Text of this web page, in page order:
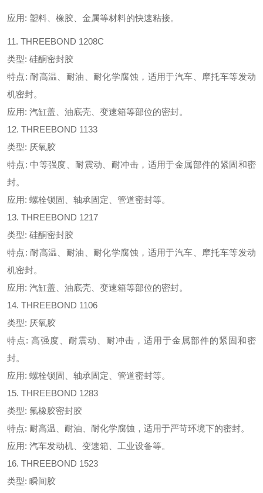
应用: 塑料、橡胶、金属等材料的快速粘接。
11. THREEBOND 1208C
类型: 硅酮密封胶
特点: 耐高温、耐油、耐化学腐蚀，适用于汽车、摩托车等发动
机密封。
应用: 汽缸盖、油底壳、变速箱等部位的密封。
12. THREEBOND 1133
类型: 厌氧胶
特点: 中等强度、耐震动、耐冲击，适用于金属部件的紧固和密
封。
应用: 螺栓锁固、轴承固定、管道密封等。
13. THREEBOND 1217
类型: 硅酮密封胶
特点: 耐高温、耐油、耐化学腐蚀，适用于汽车、摩托车等发动
机密封。
应用: 汽缸盖、油底壳、变速箱等部位的密封。
14. THREEBOND 1106
类型: 厌氧胶
特点: 高强度、耐震动、耐冲击，适用于金属部件的紧固和密
封。
应用: 螺栓锁固、轴承固定、管道密封等。
15. THREEBOND 1283
类型: 氟橡胶密封胶
特点: 耐高温、耐油、耐化学腐蚀，适用于严苛环境下的密封。
应用: 汽车发动机、变速箱、工业设备等。
16. THREEBOND 1523
类型: 瞬间胶